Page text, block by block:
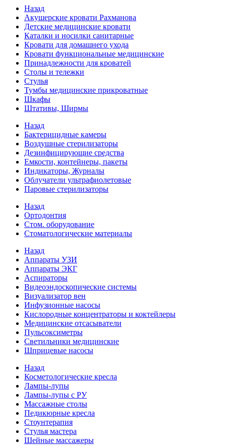
Назад
Акушерские кровати Рахманова
Детские медицинские кровати
Каталки и носилки санитарные
Кровати для домашнего ухода
Кровати функциональные медицинские
Принадлежности для кроватей
Столы и тележки
Стулья
Тумбы медицинские прикроватные
Шкафы
Штативы, Ширмы
Назад
Бактерицидные камеры
Воздушные стерилизаторы
Дезинфицирующие средства
Емкости, контейнеры, пакеты
Индикаторы, Журналы
Облучатели ультрафиолетовые
Паровые стерилизаторы
Назад
Ортодонтия
Стом. оборудование
Стоматологические материалы
Назад
Аппараты УЗИ
Аппараты ЭКГ
Аспираторы
Видеоэндоскопические системы
Визуализатор вен
Инфузионные насосы
Кислородные концентраторы и коктейлеры
Медицинские отсасыватели
Пульсоксиметры
Светильники медицинские
Шприцевые насосы
Назад
Косметологические кресла
Лампы-лупы
Лампы-лупы с РУ
Массажные столы
Педикюрные кресла
Стоунтерапия
Стулья мастера
Шейные массажеры